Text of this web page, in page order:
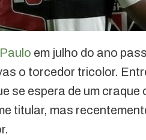
em julho do ano
o torcedor tricolor.
se espera de um
titular, mas